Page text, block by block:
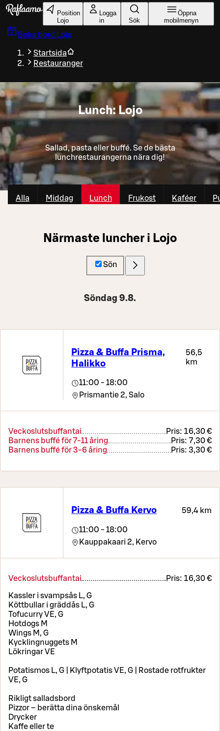
Gå till huvudinnehållet
Position
Lojo
Logga
in
Sök
Öppna
mobilmenyn
Boka bord Lojo
Startsida
Restauranger
Lunch: Lojo
Sallad, pasta eller buffé. Se de bästa
lunchrestaurangerna nära dig!
Alla Middag Lunch Frukost Kaféer
Närmaste luncher i Lojo
Sön
Söndag 9.8.
Pizza & Buffa Prisma,
Halikko
56,5
km
11:00 - 18:00
Prismantie 2, Salo
Veckoslutsbuffantai Pris: 16,30 €
Barnens buffé för 7-11 åring
Pris: 7,30 €
Barnens buffé för 3-6 åring
Pris: 3,30 €
Pizza & Buffa Kervo 59,4 km
11:00 - 18:00
Kauppakaari 2, Kervo
Veckoslutsbuffantai Pris: 16,30 €
Kassler i svampsås L, G
Köttbullar i gräddås L, G
Tofucurry VE, G
Hotdogs M
Wings M, G
Kycklingnuggets M
Lökringar VE
Potatismos L, G | Klyftpotatis VE, G | Rostade rotfrukter
VE, G
Rikligt salladsbord
Pizzor – berätta dina önskemål
Drycker
Kaffe eller te